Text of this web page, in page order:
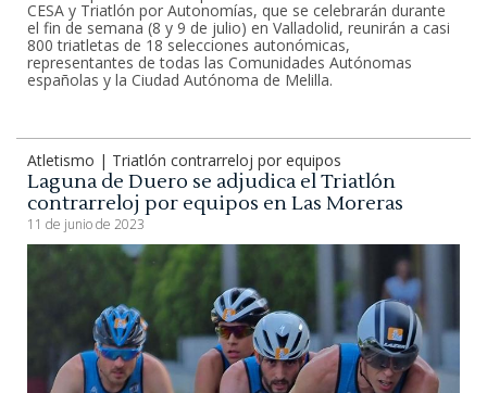
CESA y Triatlón por Autonomías, que se celebrarán durante
el fin de semana (8 y 9 de julio) en Valladolid, reunirán a casi
800 triatletas de 18 selecciones autonómicas,
representantes de todas las Comunidades Autónomas
españolas y la Ciudad Autónoma de Melilla.
Atletismo | Triatlón contrarreloj por equipos
Laguna de Duero se adjudica el Triatlón
contrarreloj por equipos en Las Moreras
11 de junio de 2023